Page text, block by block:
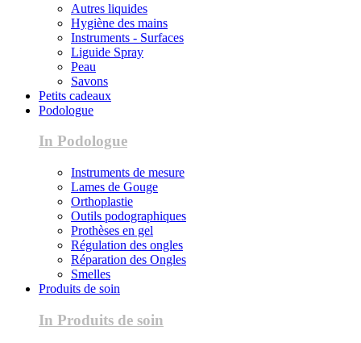
Autres liquides
Hygiène des mains
Instruments - Surfaces
Liguide Spray
Peau
Savons
Petits cadeaux
Podologue
In Podologue
Instruments de mesure
Lames de Gouge
Orthoplastie
Outils podographiques
Prothèses en gel
Régulation des ongles
Réparation des Ongles
Smelles
Produits de soin
In Produits de soin